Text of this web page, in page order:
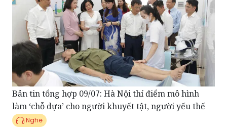
Bản tin tổng hợp 09/07: Hà Nội thí điểm mô hình
làm ‘chỗ dựa’ cho người khuyết tật, người yếu thế
Nghe